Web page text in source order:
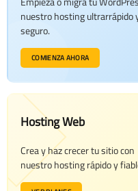
nuestro hosting ultrarrápido
seguro.
COMIENZA AHORA
Hosting Web
Crea y haz crecer tu sitio con
nuestro hosting rápido y